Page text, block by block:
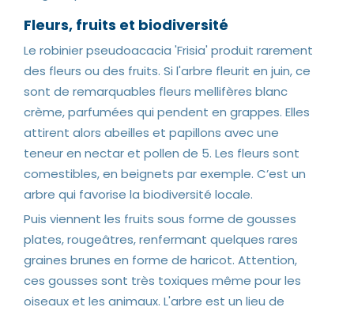
Fleurs, fruits et biodiversité
Le robinier pseudoacacia 'Frisia' produit rarement
des fleurs ou des fruits. Si l'arbre fleurit en juin, ce
sont de remarquables fleurs mellifères blanc
crème, parfumées qui pendent en grappes. Elles
attirent alors abeilles et papillons avec une
teneur en nectar et pollen de 5. Les fleurs sont
comestibles, en beignets par exemple. C’est un
arbre qui favorise la biodiversité locale.
Puis viennent les fruits sous forme de gousses
plates, rougeâtres, renfermant quelques rares
graines brunes en forme de haricot. Attention,
ces gousses sont très toxiques même pour les
oiseaux et les animaux. L'arbre est un lieu de